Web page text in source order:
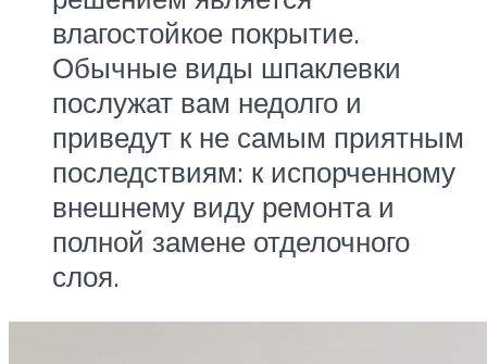
влагостойкое покрытие.
Обычные виды шпаклевки
послужат вам недолго и
приведут к не самым приятным
последствиям: к испорченному
внешнему виду ремонта и
полной замене отделочного
слоя.